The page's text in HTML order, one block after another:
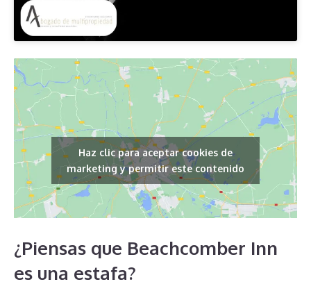
Haz clic para aceptar cookies de
marketing y permitir este contenido
¿Piensas que Beachcomber Inn
es una estafa?